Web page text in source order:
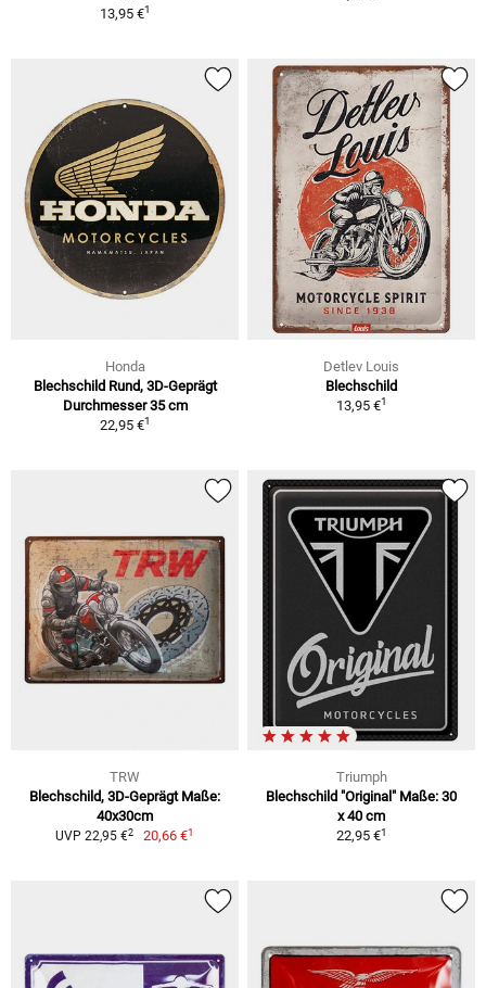
13,95 €1
Honda
Blechschild Rund, 3D-Geprägt
Durchmesser 35 cm
22,95 €1
Detlev Louis
Blechschild
13,95 €1
TRW
Blechschild, 3D-Geprägt Maße:
40x30cm
UVP 22,95 €2 20,66 €1
Triumph
Blechschild "Original" Maße: 30
x 40 cm
22,95 €1